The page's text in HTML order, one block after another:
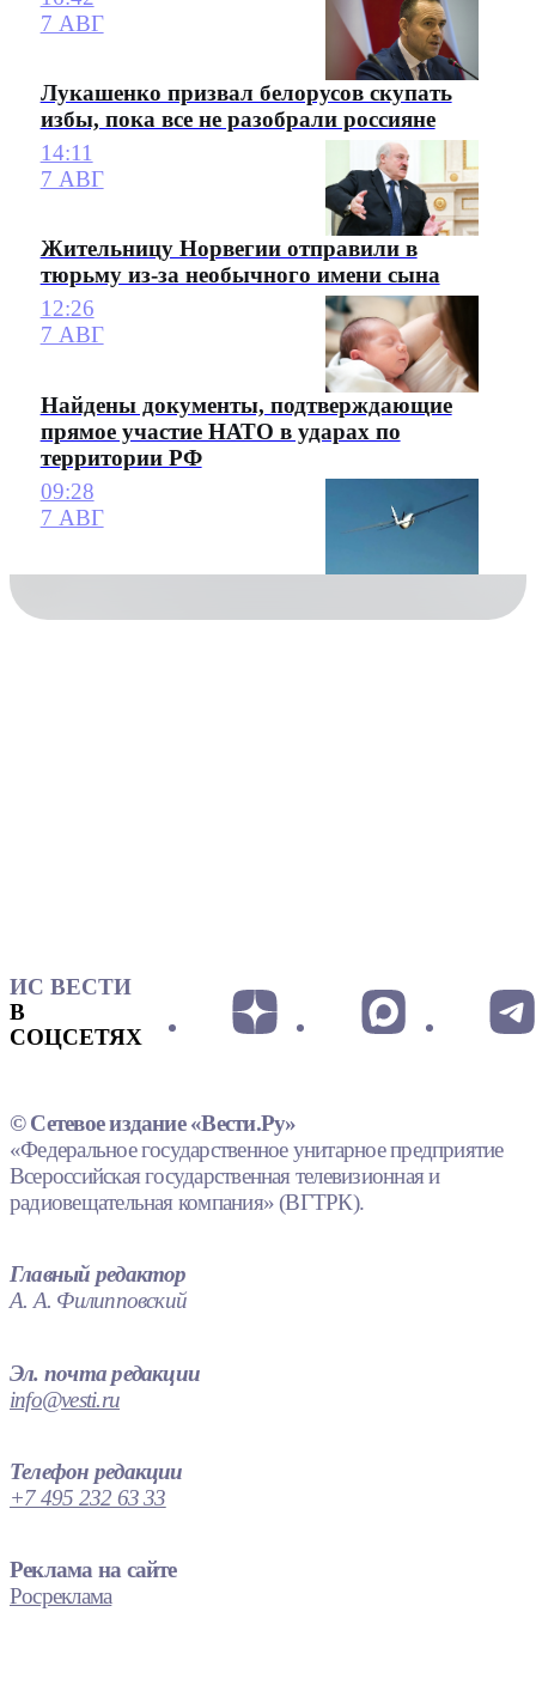
7 АВГ
Лукашенко призвал белорусов скупать
избы, пока все не разобрали россияне
14:11
7 АВГ
Жительницу Норвегии отправили в
тюрьму из-за необычного имени сына
12:26
7 АВГ
Найдены документы, подтверждающие
прямое участие НАТО в ударах по
территории РФ
09:28
7 АВГ
ИС ВЕСТИ
В
СОЦСЕТЯХ
© Сетевое издание «Вести.Ру»
«Федеральное государственное унитарное предприятие
Всероссийская государственная телевизионная и
радиовещательная компания» (ВГТРК).
Главный редактор
А. А. Филипповский
Эл. почта редакции
info@vesti.ru
Телефон редакции
+7 495 232 63 33
Реклама на сайте
Росреклама